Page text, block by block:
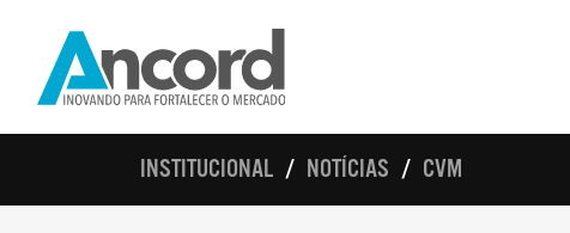
INSTITUCIONAL NOTÍCIAS CVM